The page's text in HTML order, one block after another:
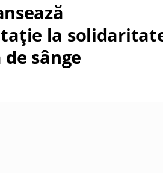
la
sânge